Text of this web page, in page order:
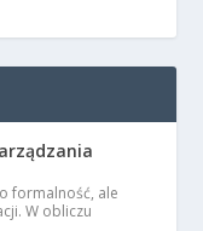
formalność, ale
W obliczu